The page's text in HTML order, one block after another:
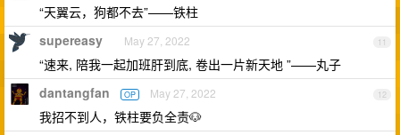
“天翼云，狗都不去”——铁柱
11
supereasy May 27, 2022
“速来, 陪我一起加班肝到底, 卷出一片新天地 ”——丸子
12
dantangfan OP May 27, 2022
我招不到人，铁柱要负全责🐶